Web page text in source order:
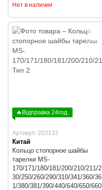
Нет в наличии
🔥Відправка 24год.
Артикул: 203133
Китай
Кольцо стопорное шайбы
тарелки MS-
170/171/180/181/200/210/211/2
30/250/260/290/310/341/360/36
1/380/381/390/440/640/650/660